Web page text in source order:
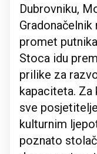
Dubrovniku,
Gradonačelnik
promet
Stoca idu
prilike za
kapaciteta. Za
sve
kulturnim
poznato